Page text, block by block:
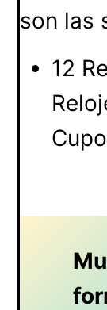
son las
12